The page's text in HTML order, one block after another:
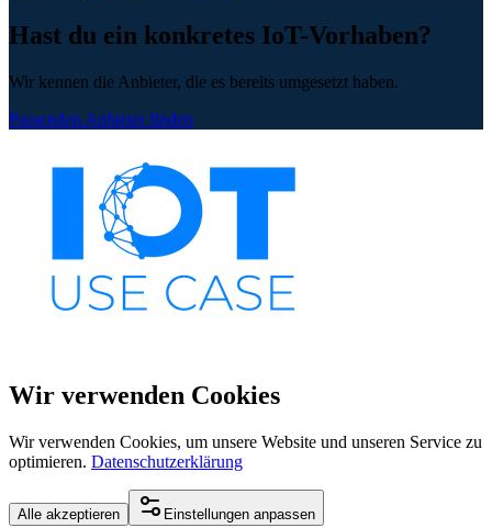
Hast du ein konkretes IoT-Vorhaben?
Wir kennen die Anbieter, die es bereits umgesetzt haben.
Passenden Anbieter finden
Wir verwenden Cookies
Wir verwenden Cookies, um unsere Website und unseren Service zu
optimieren. Datenschutzerklärung
Alle akzeptieren Einstellungen anpassen